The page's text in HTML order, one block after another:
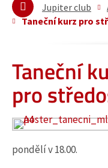
Jupiter club
Taneční kurz pro
Taneční
pro
pondělí v 18.00.